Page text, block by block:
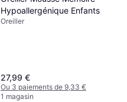
Hypoallergénique Enfants
Oreiller
27,99 €
Ou 3 paiements de 9,33 €
1 magasin